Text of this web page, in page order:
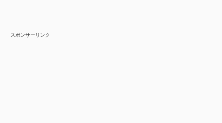
スポンサーリンク